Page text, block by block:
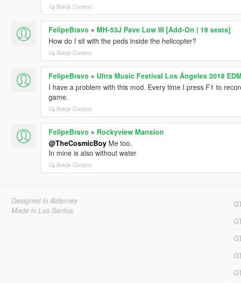
Bekijk Context
FelipeBravo » MH-53J Pave Low III [Add-On | 19 seats]
How do I sit with the peds inside the helicopter?
Bekijk Context
FelipeBravo » Ultra Music Festival Los Ángeles 2018
I have a problem with this mod. Every time I press F1 to
game.
Bekijk Context
FelipeBravo » Rockyview Mansion
@TheCosmicBoyMe too.
In mine is also without water
Bekijk Context
Designed in Alderney
Made in Los Santos